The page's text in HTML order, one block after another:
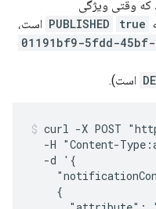
که وقتی ویژگی
PUBLISHED true
است،
01191bf9-5fdd-45bf-
است).
curl -X POST
-H "Content-
  -d '{
    {